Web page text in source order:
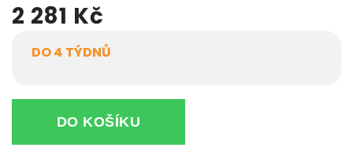
2 281 Kč
DO 4 TÝDNŮ
DO KOŠÍKU